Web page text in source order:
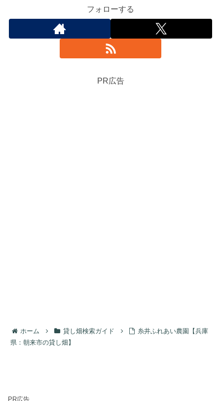
フォローする
PR広告
ホーム 貸し畑検索ガイド
糸井ふれあい農園【兵庫
県：朝来市の貸し畑】
PR広告